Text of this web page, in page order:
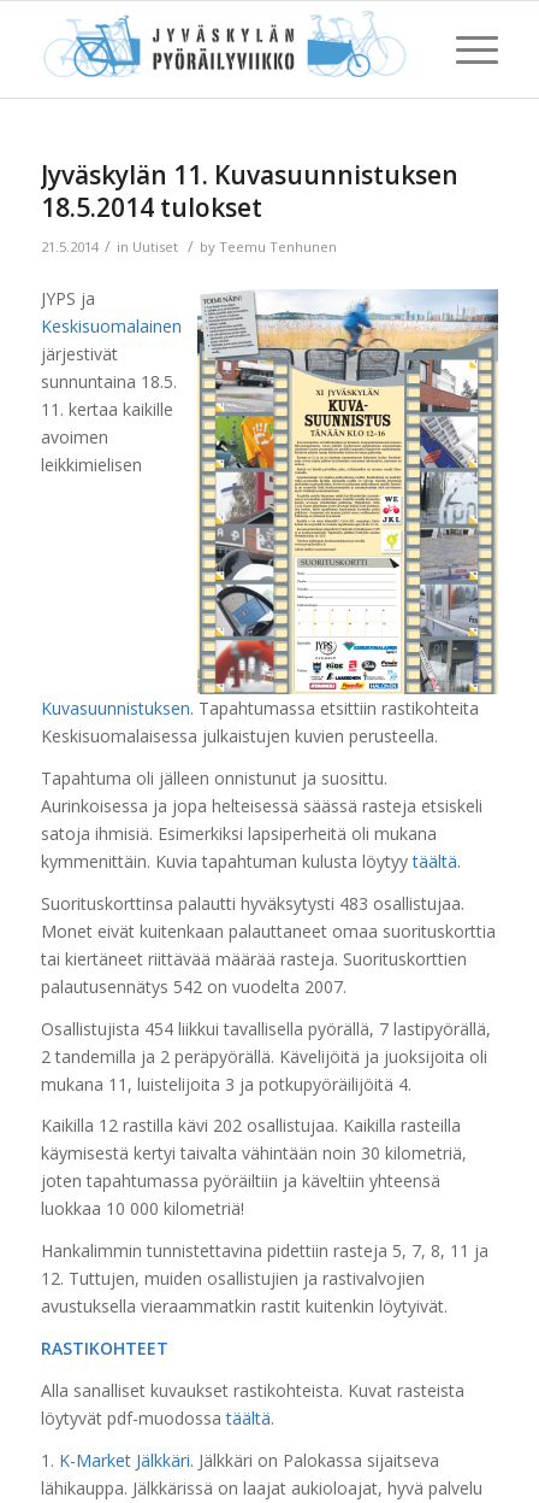
Jyväskylän 11. Kuvasuunnistuksen
18.5.2014 tulokset
21.5.2014 / in Uutiset / by Teemu Tenhunen
JYPS ja
Keskisuomalainen
järjestivät
sunnuntaina 18.5.
11. kertaa kaikille
avoimen
leikkimielisen
Kuvasuunnistuksen. Tapahtumassa etsittiin rastikohteita
Keskisuomalaisessa julkaistujen kuvien perusteella.
Tapahtuma oli jälleen onnistunut ja suosittu.
Aurinkoisessa ja jopa helteisessä säässä rasteja etsiskeli
satoja ihmisiä. Esimerkiksi lapsiperheitä oli mukana
kymmenittäin. Kuvia tapahtuman kulusta löytyytäältä.
Suorituskorttinsa palautti hyväksytysti 483 osallistujaa.
Monet eivät kuitenkaan palauttaneet omaa suorituskorttia
tai kiertäneet riittävää määrää rasteja. Suorituskorttien
palautusennätys 542 on vuodelta 2007.
Osallistujista 454 liikkui tavallisella pyörällä, 7 lastipyörällä,
2 tandemilla ja 2 peräpyörällä. Kävelijöitä ja juoksijoita oli
mukana 11, luistelijoita 3 ja potkupyöräilijöitä 4.
Kaikilla 12 rastilla kävi 202 osallistujaa. Kaikilla rasteilla
käymisestä kertyi taivalta vähintään noin 30 kilometriä,
joten tapahtumassa pyöräiltiin ja käveltiin yhteensä
luokkaa 10 000 kilometriä!
Hankalimmin tunnistettavina pidettiin rasteja 5, 7, 8, 11 ja
12. Tuttujen, muiden osallistujien ja rastivalvojien
avustuksella vieraammatkin rastit kuitenkin löytyivät.
RASTIKOHTEET
Alla sanalliset kuvaukset rastikohteista. Kuvat rasteista
löytyvät pdf-muodossatäältä.
1. K-Market Jälkkäri. Jälkkäri on Palokassa sijaitseva
lähikauppa. Jälkkärissä on laajat aukioloajat, hyvä palvelu